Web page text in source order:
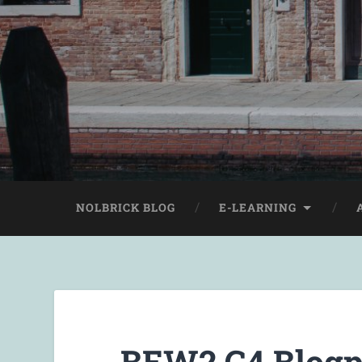
NOLBRICK BLOG E-LEARNING